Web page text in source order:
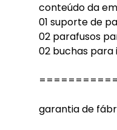
conteúdo da
01 suporte de
02 parafusos
02 buchas para
garantia de